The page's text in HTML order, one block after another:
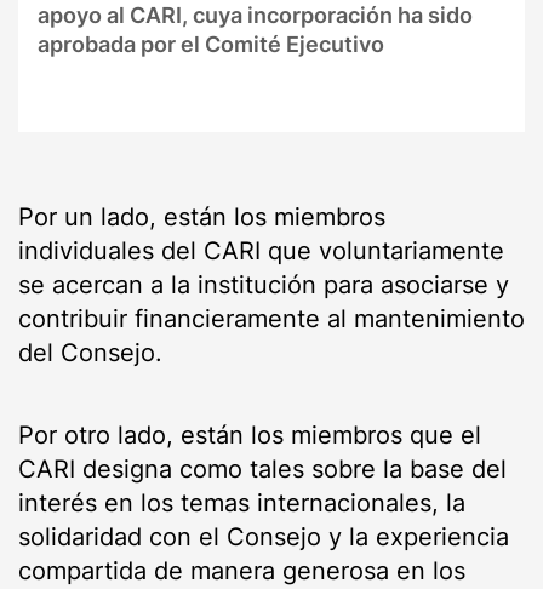
apoyo al CARI, cuya incorporación ha sido
aprobada por el Comité Ejecutivo
Por un lado, están los miembros
individuales del CARI que voluntariamente
se acercan a la institución para asociarse y
contribuir financieramente al mantenimiento
del Consejo.
Por otro lado, están los miembros que el
CARI designa como tales sobre la base del
interés en los temas internacionales, la
solidaridad con el Consejo y la experiencia
compartida de manera generosa en los